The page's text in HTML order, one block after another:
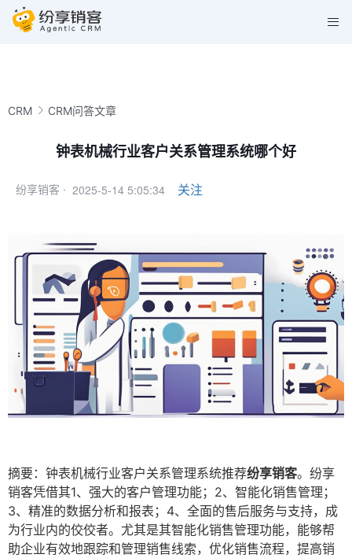
CRM CRM问答文章
钟表机械行业客户关系管理系统哪个好
纷享销客 · 2025-5-14 5:05:34 关注
摘要：钟表机械行业客户关系管理系统推荐纷享销客。纷享
销客凭借其1、强大的客户管理功能；2、智能化销售管理；
3、精准的数据分析和报表；4、全面的售后服务与支持，成
为行业内的佼佼者。尤其是其智能化销售管理功能，能够帮
助企业有效地跟踪和管理销售线索，优化销售流程，提高销